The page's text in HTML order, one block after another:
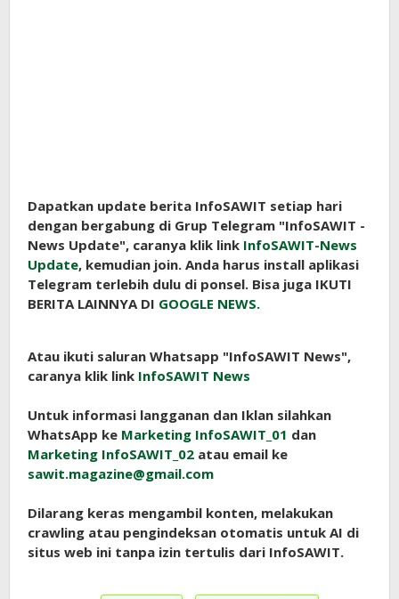
Dapatkan update berita InfoSAWIT setiap hari
dengan bergabung di Grup Telegram "InfoSAWIT -
News Update", caranya klik link InfoSAWIT-News
Update, kemudian join. Anda harus install aplikasi
Telegram terlebih dulu di ponsel. Bisa juga IKUTI
BERITA LAINNYA DI GOOGLE NEWS.
Atau ikuti saluran Whatsapp "InfoSAWIT News",
caranya klik link InfoSAWIT News
Untuk informasi langganan dan Iklan silahkan
WhatsApp ke Marketing InfoSAWIT_01 dan
Marketing InfoSAWIT_02 atau email ke
sawit.magazine@gmail.com
Dilarang keras mengambil konten, melakukan
crawling atau pengindeksan otomatis untuk AI di
situs web ini tanpa izin tertulis dari InfoSAWIT.